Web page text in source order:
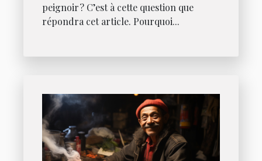
peignoir ? C’est à cette question que
répondra cet article. Pourquoi...